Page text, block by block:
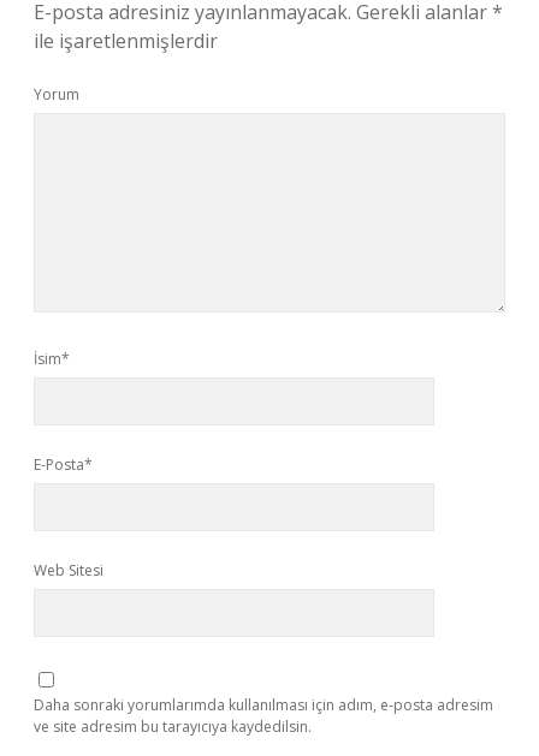
E-posta adresiniz yayınlanmayacak. Gerekli alanlar*
ile işaretlenmişlerdir
Yorum
İsim*
E-Posta*
Web Sitesi
Daha sonraki yorumlarımda kullanılması için adım, e-posta adresim
ve site adresim bu tarayıcıya kaydedilsin.